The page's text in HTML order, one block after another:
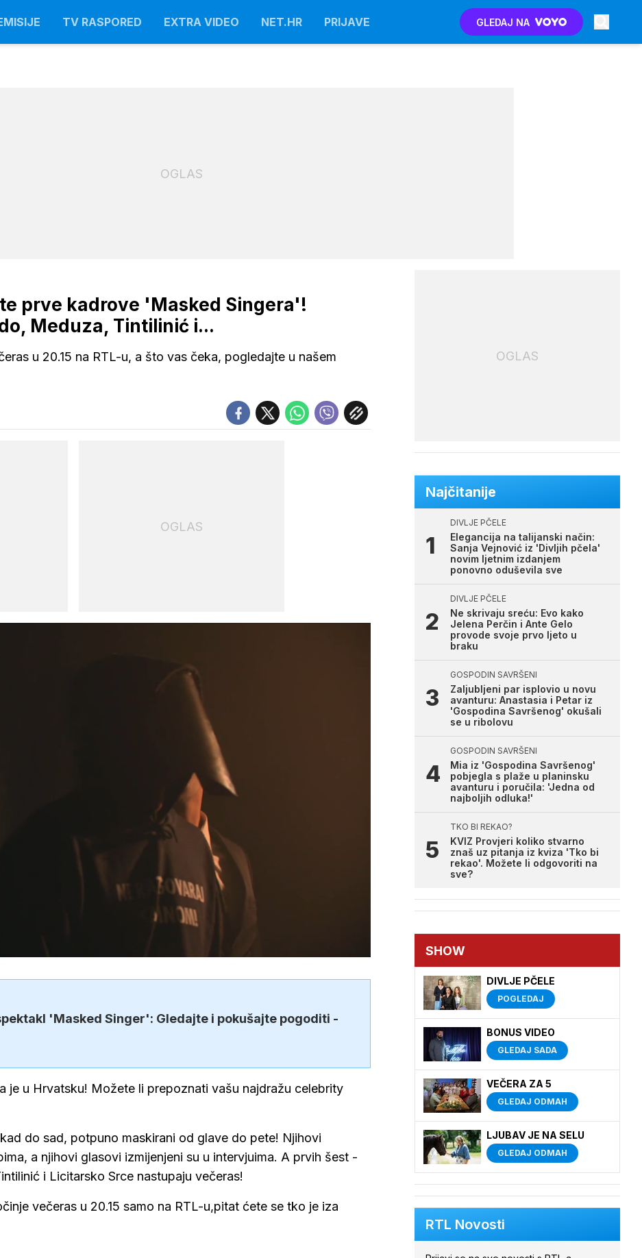
TV RASPORED EXTRA VIDEO NET.HR PRIJAVE GLEDAJ NA
OGLAS
prve kadrove 'Masked Singera'!
Meduza, Tintilinić i...
u 20.15 na RTL-u, a što vas čeka, pogledajte u našem
OGLAS
'Masked Singer': Gledajte i pokušajte pogoditi -
je u Hrvatsku! Možete li prepoznati vašu najdražu celebrity
do sad, potpuno maskirani od glave do pete! Njihovi
a njihovi glasovi izmijenjeni su u intervjuima. A prvih šest -
i Licitarsko Srce nastupaju večeras!
večeras u 20.15 samo na RTL-u,pitat ćete se tko je iza
OGLAS
Najčitanije
DIVLJE PČELE
Elegancija na talijanski način:
Sanja Vejnović iz 'Divljih pčela'
novim ljetnim izdanjem
ponovno oduševila sve
DIVLJE PČELE
Ne skrivaju sreću: Evo kako
Jelena Perčin i Ante Gelo
provode svoje prvo ljeto u
braku
GOSPODIN SAVRŠENI
Zaljubljeni par isplovio u novu
avanturu: Anastasia i Petar iz
'Gospodina Savršenog' okušali
se u ribolovu
GOSPODIN SAVRŠENI
Mia iz 'Gospodina Savršenog'
pobjegla s plaže u planinsku
avanturu i poručila: 'Jedna od
najboljih odluka!'
TKO BI REKAO?
KVIZ Provjeri koliko stvarno
znaš uz pitanja iz kviza 'Tko bi
rekao'. Možete li odgovoriti na
sve?
SHOW
DIVLJE PČELE
POGLEDAJ
BONUS VIDEO
GLEDAJ SADA
VEČERA ZA 5
GLEDAJ ODMAH
LJUBAV JE NA SELU
GLEDAJ ODMAH
RTL Novosti